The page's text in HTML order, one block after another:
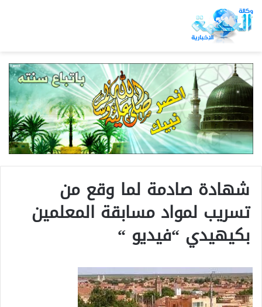
شهادة صادمة لما وقع من
تسريب لمواد مسابقة المعلمين
بكيهيدي “فيديو “